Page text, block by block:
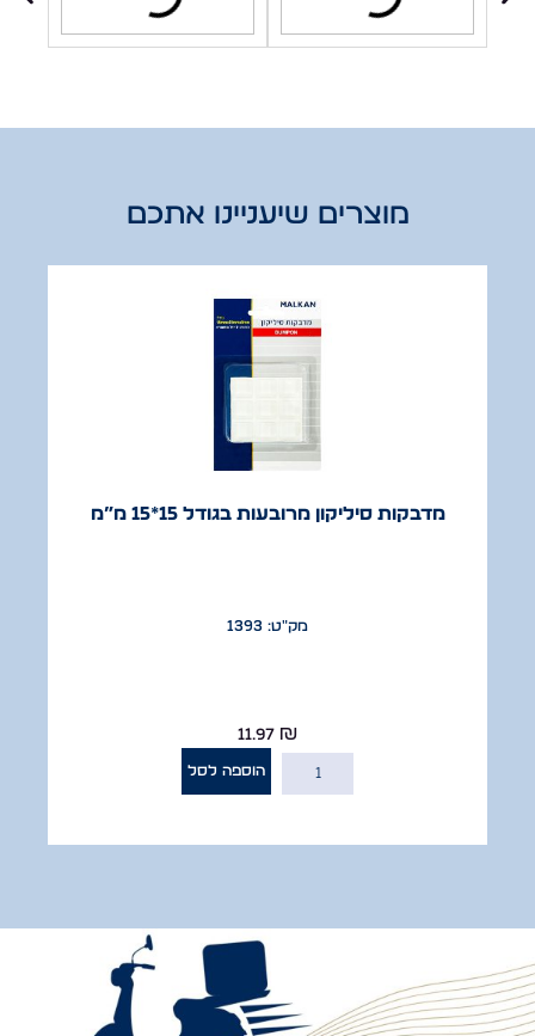
מוצרים שיעניינו אתכם
מדבקות סיליקון מרובעות בגודל 15*15 מ”מ
מק"ט: 1393
11.97₪
הוספה לסל